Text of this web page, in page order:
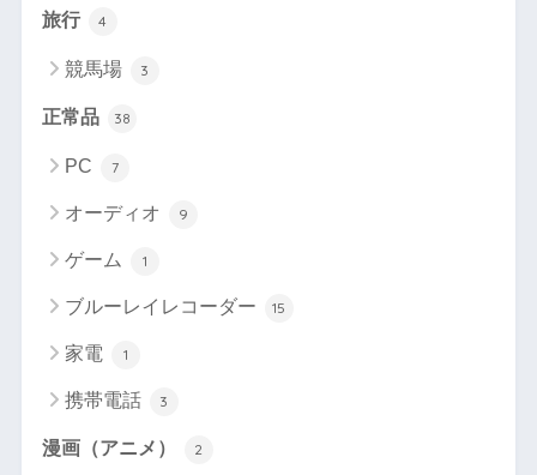
旅行 4
競馬場 3
正常品 38
PC 7
オーディオ 9
ゲーム 1
ブルーレイレコーダー 15
家電 1
携帯電話 3
漫画（アニメ） 2